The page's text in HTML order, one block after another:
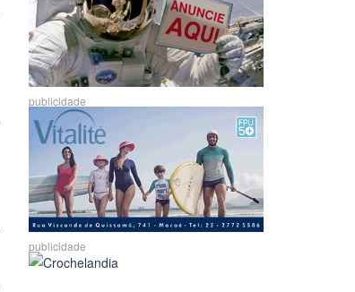
publicidade
publicidade